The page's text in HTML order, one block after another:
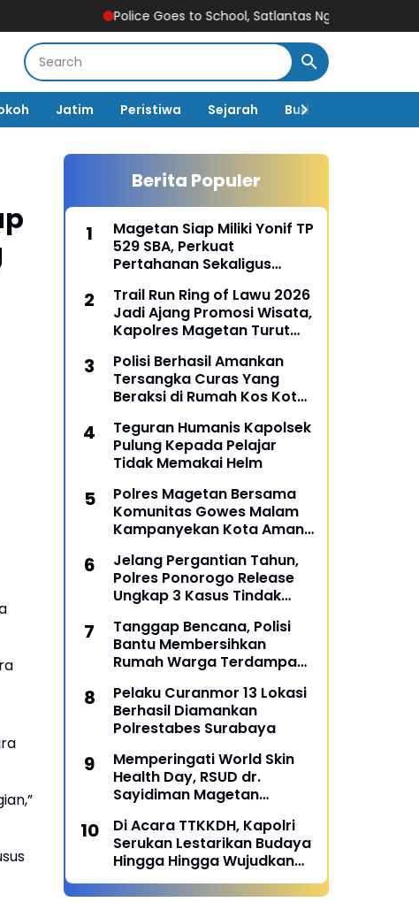
Police Goes to School, Satlantas Ngawi Tanamkan Tertib
Jatim Peristiwa Sejarah Budaya
Berita Populer
Magetan Siap Miliki Yonif TP
529 SBA, Perkuat
Pertahanan Sekaligus
Daerah
Trail Run Ring of Lawu 2026
Jadi Ajang Promosi Wisata,
Kapolres Magetan Turut
Polisi Berhasil Amankan
Tersangka Curas Yang
Beraksi di Rumah Kos Kota
Teguran Humanis Kapolsek
Pulung Kepada Pelajar
Tidak Memakai Helm
Polres Magetan Bersama
Komunitas Gowes Malam
Kampanyekan Kota Aman
Jelang Pergantian Tahun,
Polres Ponorogo Release
Ungkap 3 Kasus Tindak
Tanggap Bencana, Polisi
Bantu Membersihkan
Rumah Warga Terdampak
Pelaku Curanmor 13 Lokasi
Berhasil Diamankan
Polrestabes Surabaya
Memperingati World Skin
Health Day, RSUD dr.
Sayidiman Magetan
'Bahaya Kosmetik Online'
Di Acara TTKKDH, Kapolri
Serukan Lestarikan Budaya
Hingga Hingga Wujudkan
SDM Unggul